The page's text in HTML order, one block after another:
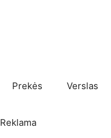
Prekės Verslas
Reklama